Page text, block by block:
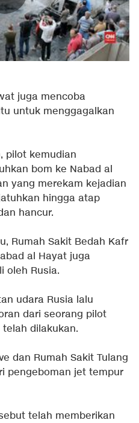
juga mencoba
untuk menggagalkan
pilot kemudian
bom ke Nabad al
yang merekam kejadian
hingga atap
hancur.
Rumah Sakit Bedah Kafr
al Hayat juga
oleh Rusia.
udara Rusia lalu
dari seorang pilot
dilakukan.
dan Rumah Sakit Tulang
pengeboman jet tempur
telah memberikan